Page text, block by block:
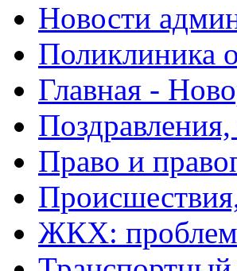
Новости
Поликлиника
Главная -
Право и
ЖКХ: